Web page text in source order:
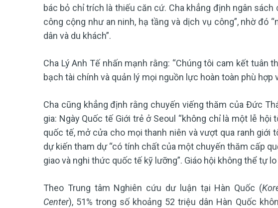
bác bỏ chỉ trích là thiếu căn cứ. Cha khẳng định ngân
công cộng như an ninh, hạ tầng và dịch vụ công”, nhờ đó
dân và du khách”.
Cha Lý Anh Tế nhấn mạnh rằng: “Chúng tôi cam kết tuân
bạch tài chính và quản lý mọi nguồn lực hoàn toàn phù hợp
Cha cũng khẳng định rằng chuyến viếng thăm của Đức
gia: Ngày Quốc tế Giới trẻ ở Seoul “không chỉ là một lễ hội
quốc tế, mở cửa cho mọi thanh niên và vượt qua ranh giới
dự kiến tham dự “có tính chất của một chuyến thăm cấp
giao và nghi thức quốc tế kỹ lưỡng”. Giáo hội không thể tự
Theo Trung tâm Nghiên cứu dư luận tại Hàn Quốc (
Center), 51% trong số khoảng 52 triệu dân Hàn Quốc